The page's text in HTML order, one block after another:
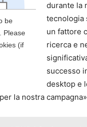
durante la
tecnologia
un fattore
ricerca e
successo
desktop e
la nostra